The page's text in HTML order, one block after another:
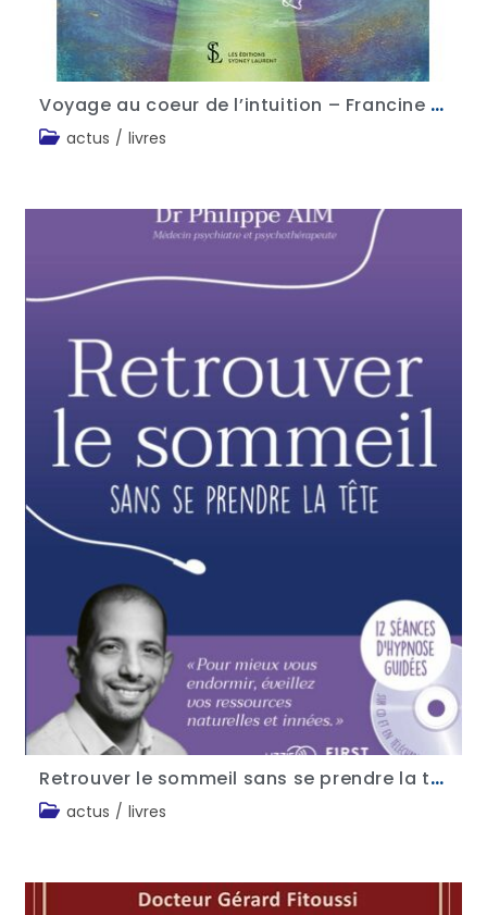
Voyage au coeur de l’intuition – Francine Hélène Samak
actus / livres
Retrouver le sommeil sans se prendre la tête – Dr Philippe Aïm
actus / livres